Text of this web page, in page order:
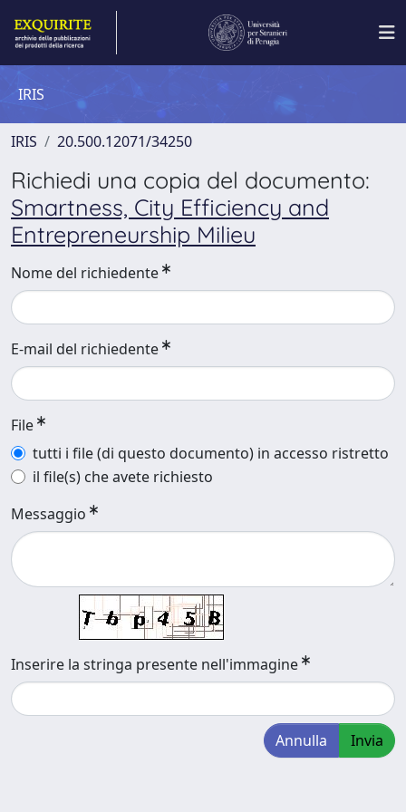
IRIS
IRIS 20.500.12071/34250
Richiedi una copia del documento:
Smartness, City Efficiency and
Entrepreneurship Milieu
Nome del richiedente
E-mail del richiedente
File
tutti i file (di questo documento) in accesso ristretto
il file(s) che avete richiesto
Messaggio
Inserire la stringa presente nell'immagine
Annulla Invia